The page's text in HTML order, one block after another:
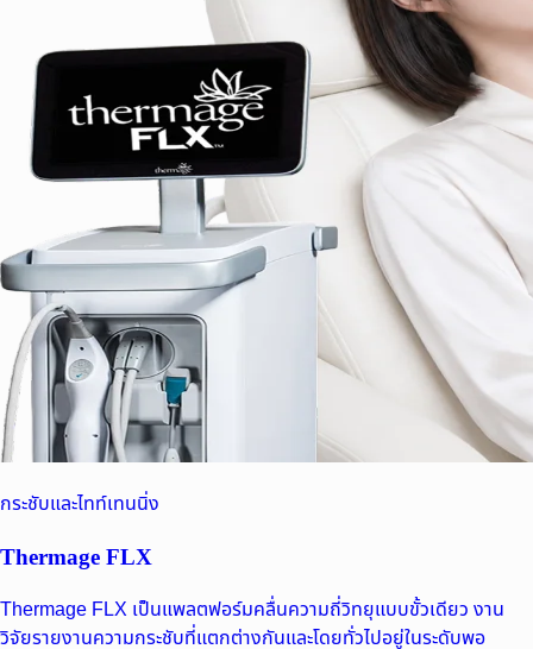
กระชับและไทท์เทนนิ่ง
Thermage FLX
Thermage FLX เป็นแพลตฟอร์มคลื่นความถี่วิทยุแบบขั้วเดียว งาน
วิจัยรายงานความกระชับที่แตกต่างกันและโดยทั่วไปอยู่ในระดับพอ